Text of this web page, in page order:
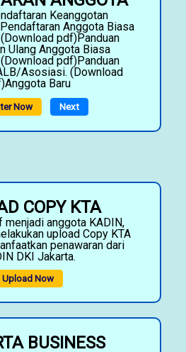
Keanggotan
Anggota Biasa
pdf)Panduan
Ulang Anggota Biasa
pdf)Panduan
Asosiasi. (Download
Baru
Now Next
COPY KTA
anggota KADIN,
upload Copy KTA
penawaran dari
DKI Jakarta.
Upload Now
BUSINESS